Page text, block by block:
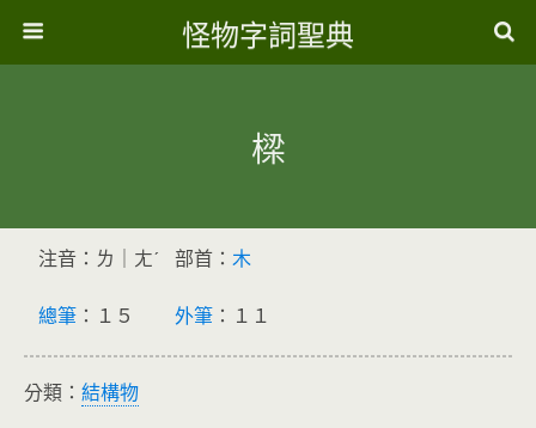
怪物字詞聖典
樑
注音：ㄌ｜ㄤˊ 部首： 木
總筆 ：１５ 外筆 ：１１
分類： 結構物